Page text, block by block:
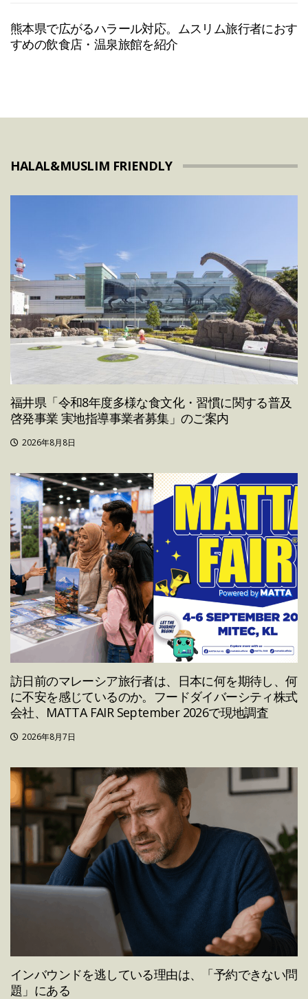
熊本県で広がるハラール対応。ムスリム旅行者におす
すめの飲食店・温泉旅館を紹介
HALAL&MUSLIM FRIENDLY
福井県「令和8年度多様な食文化・習慣に関する普及
啓発事業 実地指導事業者募集」のご案内
2026年8月8日
訪日前のマレーシア旅行者は、日本に何を期待し、何
に不安を感じているのか。フードダイバーシティ株式
会社、MATTA FAIR September 2026で現地調査
2026年8月7日
インバウンドを逃している理由は、「予約できない問
題」にある